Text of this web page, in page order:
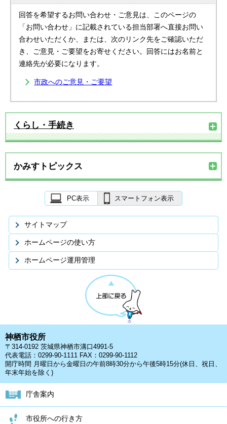
回答を希望するお問い合わせ・ご意見は、このページの
「お問い合わせ」に記載されている担当部署へ直接お問い
合わせいただくか、または、次のリンク先をご確認いただ
き、ご意見・ご要望をお寄せください。回答にはお名前と
連絡先が必要になります。
市政へのご意見・ご要望
くらし・手続き
かみすトピックス
PC表示 スマートフォン表示
サイトマップ
ホームページの使い方
ホームページ運用管理
神栖市役所
〒314-0192 茨城県神栖市溝口4991-5
代表電話：0299-90-1111 FAX：0299-90-1112
開庁時間 月曜日から金曜日の午前8時30分から午後5時15分(休日、祝日、
年末年始を除く)
庁舎案内
市役所への行き方